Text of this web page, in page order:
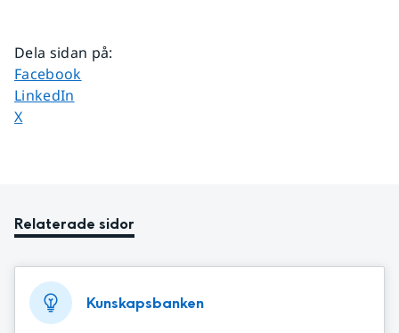
Dela sidan på:
Dela sidan på
Facebook
Dela sidan på
LinkedIn
Dela sidan på
X
Relaterade sidor
Kunskapsbanken